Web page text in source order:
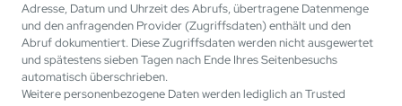
Adresse, Datum und Uhrzeit des Abrufs, übertragene Datenmenge
und den anfragenden Provider (Zugriffsdaten) enthält und den
Abruf dokumentiert. Diese Zugriffsdaten werden nicht ausgewertet
und spätestens sieben Tagen nach Ende Ihres Seitenbesuchs
automatisch überschrieben.
Weitere personenbezogene Daten werden lediglich an Trusted